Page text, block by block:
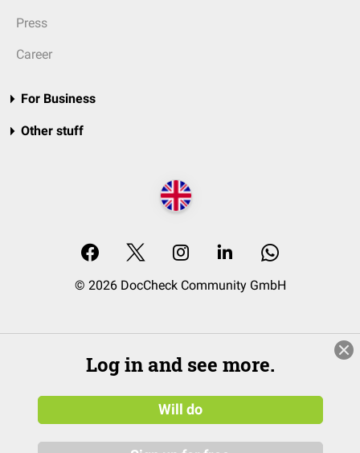
Press
Career
For Business
Other stuff
© 2026 DocCheck Community GmbH
Log in and see more.
Will do